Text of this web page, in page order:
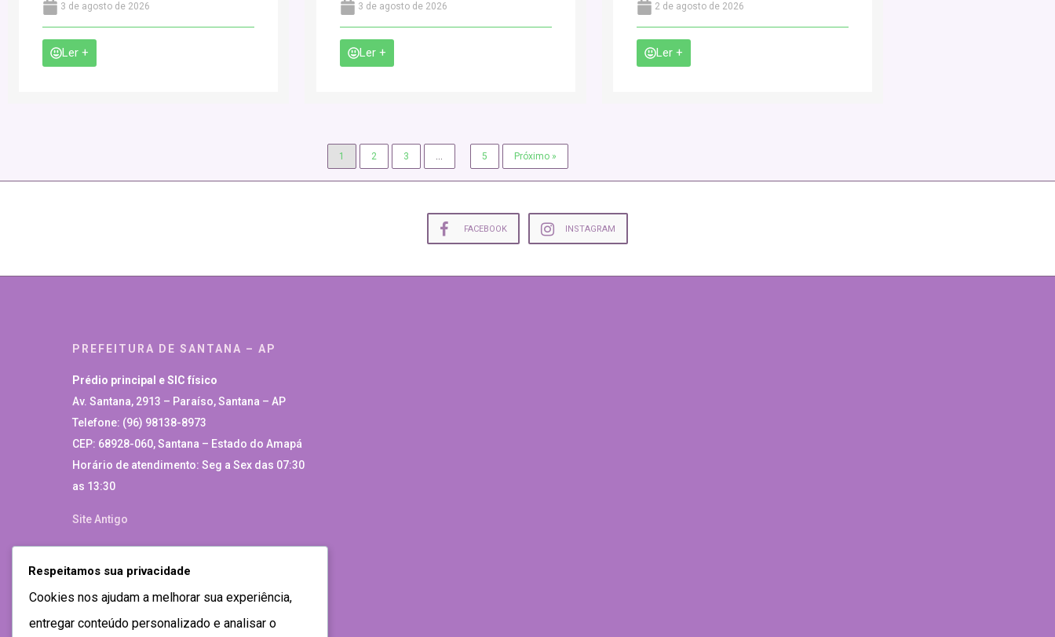
3 de agosto de 2026
Ler +
3 de agosto de 2026
Ler +
2 de agosto de 2026
Ler +
1 2 3 … 5 Próximo »
FACEBOOK INSTAGRAM
PREFEITURA DE SANTANA – AP
Prédio principal e SIC físico
Av. Santana, 2913 – Paraíso, Santana – AP
Telefone: (96) 98138-8973
CEP: 68928-060, Santana – Estado do Amapá
Horário de atendimento: Seg a Sex das 07:30
as 13:30
Site Antigo
Respeitamos sua privacidade
Cookies nos ajudam a melhorar sua experiência,
entregar conteúdo personalizado e analisar o